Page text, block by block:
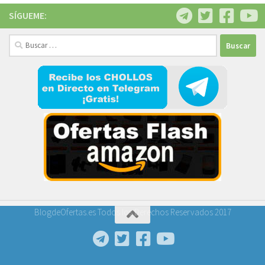
SÍGUEME:
Buscar:
BlogdeOfertas.es Todos los Derechos Reservados 2017